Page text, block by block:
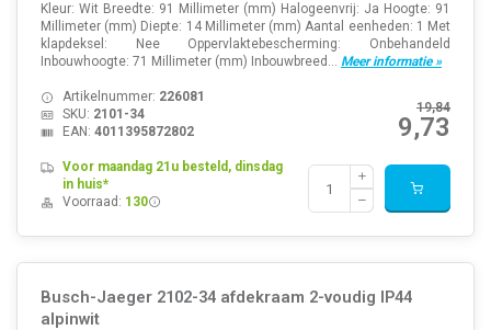
Kleur: Wit Breedte: 91 Millimeter (mm) Halogeenvrij: Ja Hoogte: 91
Millimeter (mm) Diepte: 14 Millimeter (mm) Aantal eenheden: 1 Met
klapdeksel: Nee Oppervlaktebescherming: Onbehandeld
Inbouwhoogte: 71 Millimeter (mm) Inbouwbreed... Meer informatie »
19,84
9,73
Artikelnummer: 226081
SKU: 2101-34
EAN: 4011395872802
Voor maandag 21u besteld, dinsdag
in huis*
Voorraad: 130
Busch-Jaeger 2102-34 afdekraam 2-voudig IP44
alpinwit